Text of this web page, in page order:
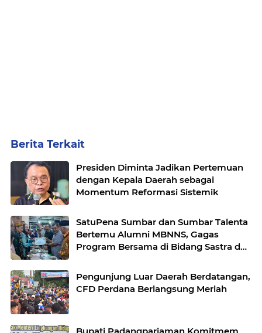
Berita Terkait
Presiden Diminta Jadikan Pertemuan
dengan Kepala Daerah sebagai
Momentum Reformasi Sistemik
SatuPena Sumbar dan Sumbar Talenta
Bertemu Alumni MBNNS, Gagas
Program Bersama di Bidang Sastra dan
Pengunjung Luar Daerah Berdatangan,
CFD Perdana Berlangsung Meriah